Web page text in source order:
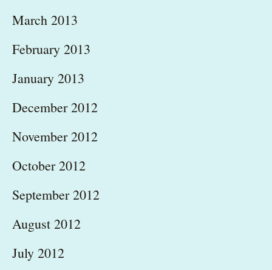
March 2013
February 2013
January 2013
December 2012
November 2012
October 2012
September 2012
August 2012
July 2012